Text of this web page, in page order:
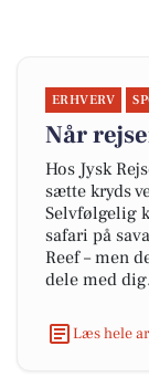
ERHVERV
Når
Hos Jysk
sætte kryds
Selvfølgelig
safari på
Reef – men
dele med dig.
Læs hele